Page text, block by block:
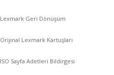
Lexmark Geri Dönüşüm
Orijinal Lexmark Kartuşları
ISO Sayfa Adetleri Bildirgesi